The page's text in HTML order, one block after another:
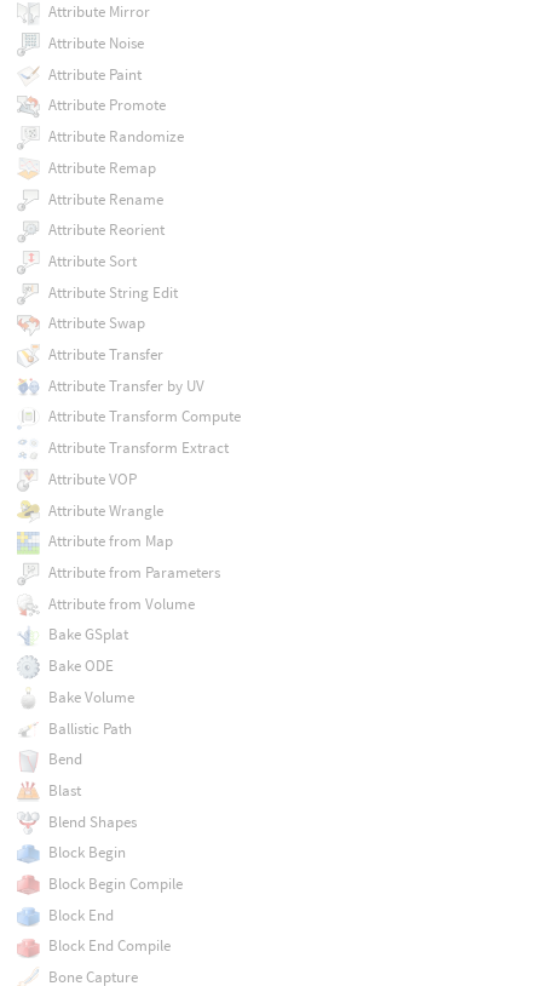
Attribute Mirror
Attribute Noise
Attribute Paint
Attribute Promote
Attribute Randomize
Attribute Remap
Attribute Rename
Attribute Reorient
Attribute Sort
Attribute String Edit
Attribute Swap
Attribute Transfer
Attribute Transfer by UV
Attribute Transform Compute
Attribute Transform Extract
Attribute VOP
Attribute Wrangle
Attribute from Map
Attribute from Parameters
Attribute from Volume
Bake GSplat
Bake ODE
Bake Volume
Ballistic Path
Bend
Blast
Blend Shapes
Block Begin
Block Begin Compile
Block End
Block End Compile
Bone Capture